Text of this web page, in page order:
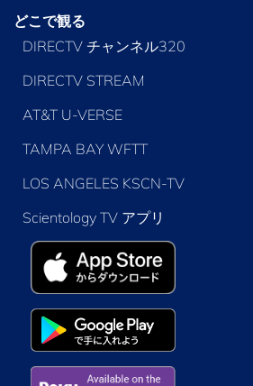
どこで観る
DIRECTV チャンネル320
DIRECTV STREAM
AT&T U-VERSE
TAMPA BAY WFTT
LOS ANGELES KSCN-TV
Scientology TV アプリ